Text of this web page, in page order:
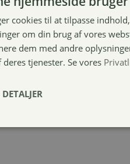
ARION Care
Metabolic Care
169,00 kr. – 579,00
cookies til at tilpasse
om din brug af vores
dem med andre
deres tjenester. Se vores